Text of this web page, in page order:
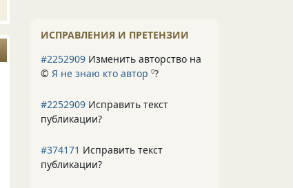
ИСПРАВЛЕНИЯ И ПРЕТЕНЗИИ
#2252909 Изменить авторство на
© Я не знаю кто автор 0?
#2252909 Исправить текст
публикации?
#374171 Исправить текст
публикации?